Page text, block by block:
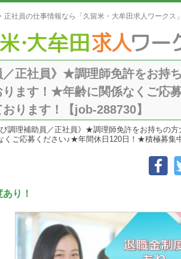
正社員の仕事情報なら「久留米・大牟田求人ワークス」
／正社員》★調理師免許をお持
ります！★年齢に関係なくご
ります！【job-288730】
び調理補助員／正社員》★調理師免許をお持ちの
ご応募ください♪★年間休日120日！★積極募集
り！